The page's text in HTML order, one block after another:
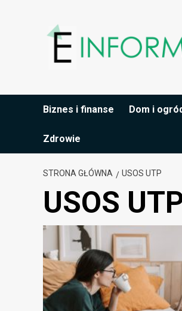
Biznes i finanse Dom i
Zdrowie
STRONA GŁÓWNA USOS UTP
USOS